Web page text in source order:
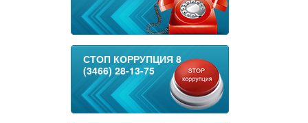
СТОП КОРРУПЦИЯ 8
(3466) 28-13-75